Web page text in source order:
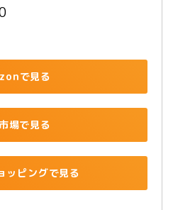
で見る
場で見る
ッピングで見る